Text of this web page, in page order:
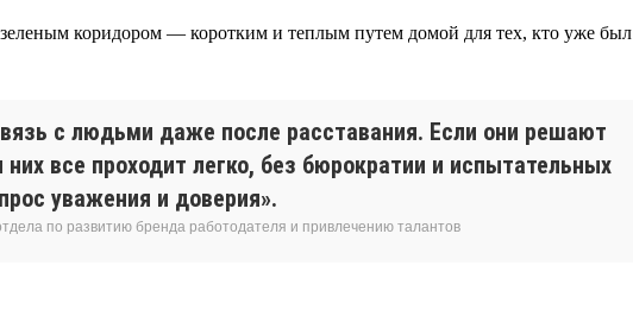
коридором — коротким и теплым путем домой для тех, кто уже был
с людьми даже после расставания. Если они решают
них все проходит легко, без бюрократии и испытательных
уважения и доверия».
по развитию бренда работодателя и привлечению талантов